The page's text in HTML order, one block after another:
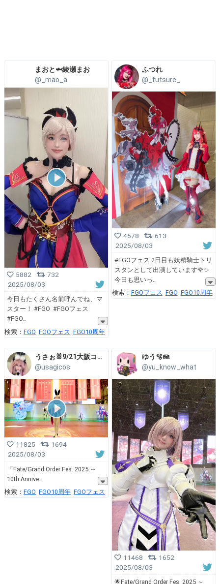
まおと🦈綾瀬まお
@_mao_a
5882
732
2025/08/03
今日もたくさん名前呼んでね、マ
スター！ #FGO #FGOフェス
#FGO
検索： FGO FGOフェス FGO10周年
ふつれ
@_futsure_
4578
613
2025/08/03
#FGOフェス 2日目も妖精騎士トリ
スタンとして出演しています🌹✨
今日も思いっ
検索： FGOフェス FGO FGO10周年
うさぉ🐰9/21大阪コスコン
@usagicos
11825
1694
2025/08/03
「Fate/Grand Order Fes. 2025 ～
10th Annive
検索： FGO FGO10周年 FGOフェス
ゆう🫧🪼
@yu_know_what
11468
1652
2025/08/03
🌟Fate/Grand Order Fes. 2025 ～